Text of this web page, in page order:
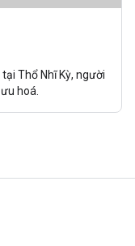
Thổ Nhĩ Kỳ, người
hoá.